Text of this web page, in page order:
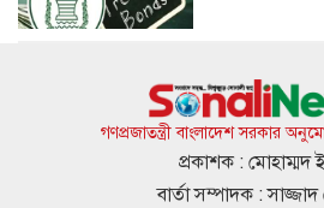
এসএসসির ফল
সবার ফল পাবেন
গণপ্রজাতন্ত্রী বাংলাদেশ সরকার
প্রকাশক : মোহাম্মদ
বার্তা সম্পাদক :